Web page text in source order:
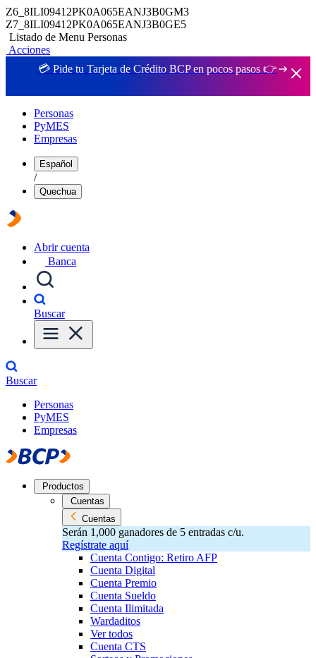
Z6_8ILI09412PK0A065EANJ3B0GM3
Z7_8ILI09412PK0A065EANJ3B0GE5
Listado de Menu Personas
Acciones
💳 Pide tu Tarjeta de Crédito BCP en pocos pasos 👉
Personas
PyMES
Empresas
Español
/
Quechua
Abrir cuenta
Banca
Buscar
Buscar
Personas
PyMES
Empresas
Productos
Cuentas
Cuentas
Serán 1,000 ganadores de 5 entradas c/u.
Regístrate aquí
Cuenta Contigo: Retiro AFP
Cuenta Digital
Cuenta Premio
Cuenta Sueldo
Cuenta Ilimitada
Wardaditos
Ver todos
Cuenta CTS